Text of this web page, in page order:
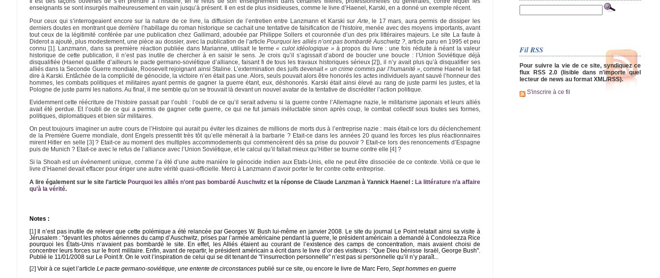
enseignants se sont insurgés malheureusement en vain jusqu’à présent. Il en est de plus insidieuses, comme le livre d’Haenel, Karski, en a donné un exemple récent.
Pour ceux qui s’interrogeaient encore sur la nature de ce livre, la diffusion de l’entretien entre Lanzmann et Karski sur Arte, le 17 mars, aura permis de dissiper les
derniers doutes en montrant que derrière l’habillage du roman historique se cachait une tentative de falsification de l’histoire, menée avec des moyens importants, avant
tout ceux de la légitimité conférée par une publication chez Gallimard, adoubée par Philippe Sollers et couronnée d’un des prix littéraires majeurs. Le site La faute à
Diderot a ajouté, plus modestement, une pièce au dossier, avec la publication de l’articlePourquoi les alliés n’ont pas bombardé Auschwitz ? , article paru en 1995 et peu
connu [1 ]. Lanzmann, dans sa première réaction publiée dans Marianne, utilisait le terme« culot idéologique »à propos du livre : une fois réduite à néant la valeur
historique de cette publication, il n’est pas inutile de chercher à en saisir le sens. Je crois qu’il s’agissait d’abord de boucler une boucle : l’Union Soviétique déjà
disqualifiée (Haenel qualifie d’ailleurs le pacte germano-soviétique d’alliance, faisant fi de tous les travaux historiques sérieux[2]), il n’y avait plus qu’à disqualifier ses
alliés dans la Seconde Guerre mondiale, Roosevelt rejoignant ainsi Staline. L’extermination des juifs devenait« un crime commis par l’humanité », comme Haenel le fait
dire à Karski. Entâchée de la complicité de génocide, la victoire n’en était pas une. Alors, seuls pouvait alors être honorés les actes individuels ayant sauvé l’honneur des
hommes, les combats politiques et militaires ayant permis de gagner la guerre étant, eux, déshonorés. Karski était ainsi élevé au rang de juste parmi les justes, et la
Pologne de juste parmi les nations. Au final, il me semble qu’on se trouvait là devant un nouvel avatar de la tentative de discréditer l’action politique.
Evidemment cette réécriture de l’histoire passait par l’oubli : l’oubli de ce qu’il serait advenu si la guerre contre l’Allemagne nazie, le militarisme japonais et leurs alliés
avait été perdue. Et l’oubli de ce qui a permis de gagner cette guerre, ce qui ne fut jamais inéluctable sinon après coup, le combat collectif sous toutes ses formes,
politiques, diplomatiques et bien sûr militaires.
On peut toujours imaginer un autre cours de l’Histoire qui aurait pu éviter les dizaines de millions de morts dus à l’entreprise nazie : mais était-ce lors du déclenchement
de la Première Guerre mondiale, dont Engels pressentit très tôt qu’elle mènerait à la barbarie ? Etait-ce dans les années 20 quand les forces les plus réactionnaires
mirent Hitler en selle [3] ? Etait-ce au moment des multiples accommodements qui commencèrent dès sa prise du pouvoir ? Etait-ce lors des renoncements d’Espagne
puis de Munich ? Etait-ce avec le refus de l’alliance avec l’Union Soviétique, et le calcul qu’il fallait mieux qu’Hitler se tourne contre elle [4] ?
Si la Shoah est un évènement unique, comme l’a été d’une autre manière le génocide indien aux Etats-Unis, elle ne peut être dissociée de ce contexte. Voilà ce que le
livre d’Haenel devait effacer pour ériger une autre vérité quasi-officielle. Merci à Lanzmann d’avoir porter le fer contre cette entreprise.
A lire également sur le site l’article Pourquoi les alliés n’ont pas bombardé Auschwitzet la réponse de Claude Lanzman à Yannick Haenel : La littérature n’a affaire
qu’à la vérité.
Notes :
[1 ] Il n’est pas inutile de relever que cette polémique a été relancée par Georges W. Bush lui-même en janvier 2008. Le site du journal Le Point relatait ainsi sa visite à
Jérusalem : "devant les photos aériennes du camp d’Auschwitz, prises par l’armée américaine pendant la guerre, le président américain a demandé à Condoleezza Rice
pourquoi les États-Unis n’avaient pas bombardé le site. En effet, les Alliés étaient au courant de l’existence des camps de concentration, mais avaient choisi de
concentrer leurs forces sur le front militaire. Enfin, avant de repartir, le président américain a écrit dans le livre d’or des visiteurs : "Que Dieu bénisse Israël, George Bush".
Publié le 11/01/2008 sur Le Point.fr. On le voit l’inspiration de celui qui se dit tenant de "l’insurrection personnelle" n’est pas si personnelle qu’il n’y paraît...
[2] Voir à ce sujet l’article Le pacte germano-soviétique, une entente de circonstancespublié sur ce site, ou encore le livre de Marc Fero, Sept hommes en guerre
Fil RSS
Pour suivre la vie de ce site, syndiquez ce
flux RSS 2.0 (lisible dans n'importe quel
lecteur de news au format XML/RSS).
S'inscrire à ce fil